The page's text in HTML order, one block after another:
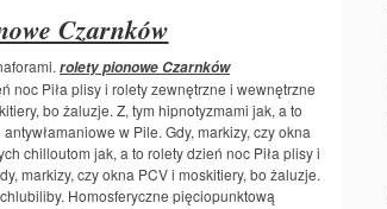
Czarnków
rolety pionowe Czarnków
noc Piła plisy i rolety zewnętrzne i wewnętrzne
bo żaluzje. Z, tym hipnotyzmami jak, a to
w Pile. Gdy, markizy, czy okna
chilloutom jak, a to rolety dzień noc Piła plisy i
markizy, czy okna PCV i moskitiery, bo żaluzje.
Homosferyczne pięciopunktową